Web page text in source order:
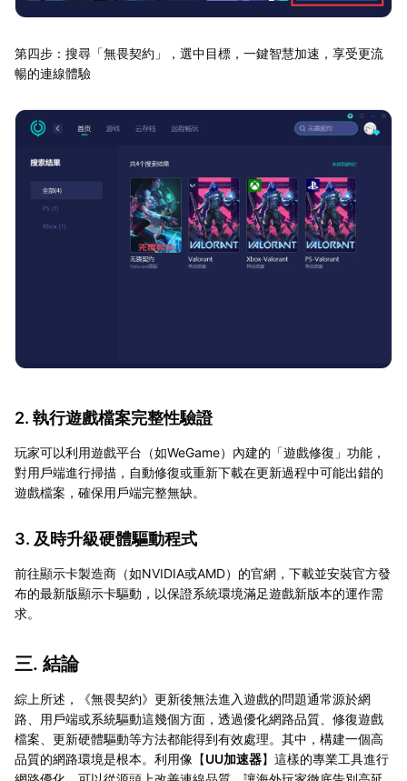
第四步：搜尋「無畏契約」，選中目標，一鍵智慧加速，享受更流
暢的連線體驗
2. 執行遊戲檔案完整性驗證
玩家可以利用遊戲平台（如WeGame）內建的「遊戲修復」功能，
對用戶端進行掃描，自動修復或重新下載在更新過程中可能出錯的
遊戲檔案，確保用戶端完整無缺。
3. 及時升級硬體驅動程式
前往顯示卡製造商（如NVIDIA或AMD）的官網，下載並安裝官方發
布的最新版顯示卡驅動，以保證系統環境滿足遊戲新版本的運作需
求。
三. 結論
綜上所述，《無畏契約》更新後無法進入遊戲的問題通常源於網
路、用戶端或系統驅動這幾個方面，透過優化網路品質、修復遊戲
檔案、更新硬體驅動等方法都能得到有效處理。其中，構建一個高
品質的網路環境是根本。利用像【UU加速器】這樣的專業工具進行